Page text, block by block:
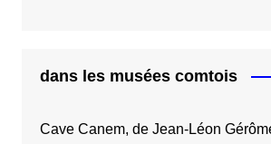
dans les musées comtois
Cave Canem, de Jean-Léon